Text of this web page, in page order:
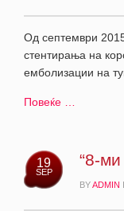
Од септември
стентирања на
емболизации на
Повеќе …
19
SEP
“8-
BYADMIN